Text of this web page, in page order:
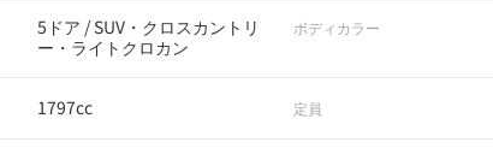
5ドア / SUV・クロスカントリ
ー・ライトクロカン
ボディカラー
1797cc 定員